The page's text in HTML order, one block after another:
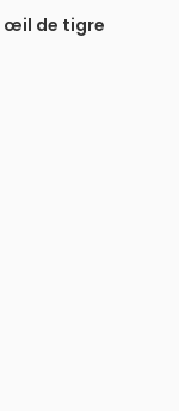
œil de tigre